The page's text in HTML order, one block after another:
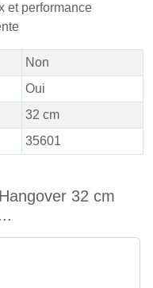
et performance
Non
Oui
32 cm
35601
32 cm